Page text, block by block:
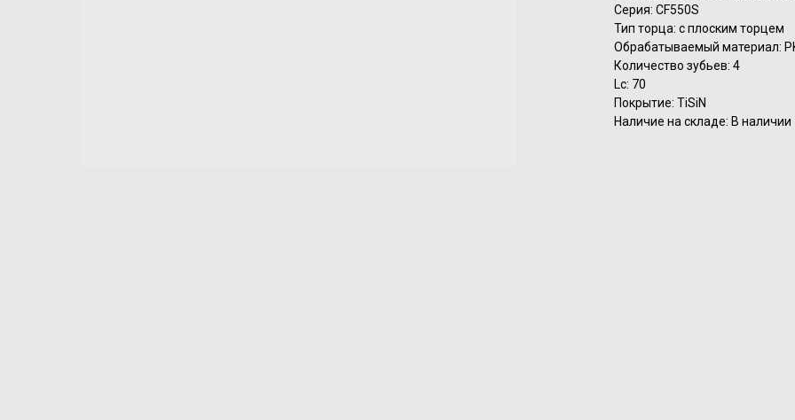
Серия: CF550S
Тип торца: с плоским торцем
Обрабатываемый материал:
Количество зубьев: 4
Lc: 70
Покрытие: TiSiN
Наличие на складе: В наличии